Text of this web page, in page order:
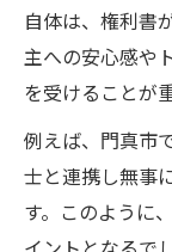
自体は、権利書
主への安心感や
を受けることが
例えば、門真市
士と連携し無事
す。このように